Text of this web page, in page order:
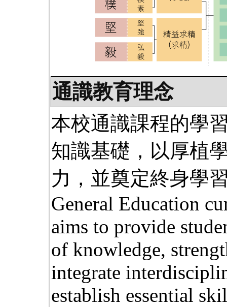
通識教育理念
本校通識課程的學
知識基礎，以厚植
力，並奠定終身學
General Education
aims to provide
of knowledge,
integrate
establish essential